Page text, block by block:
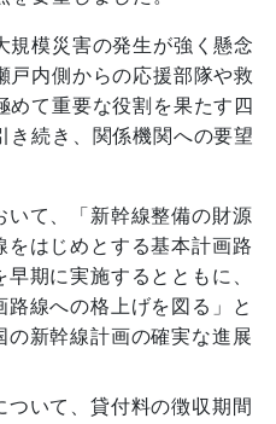
模災害の発生が強く懸念
戸内側からの応援部隊や救
めて重要な役割を果たす四
き続き、関係機関への要望
いて、「新幹線整備の財源
をはじめとする基本計画路
期に実施するとともに、
路線への格上げを図る」と
の新幹線計画の確実な進展
ついて、貸付料の徴収期間